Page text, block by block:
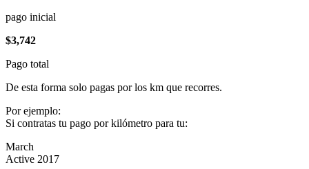
pago inicial
$3,742
Pago total
De esta forma solo pagas por los km que recorres.
Por ejemplo:
Si contratas tu pago por kilómetro para tu:
March
Active 2017